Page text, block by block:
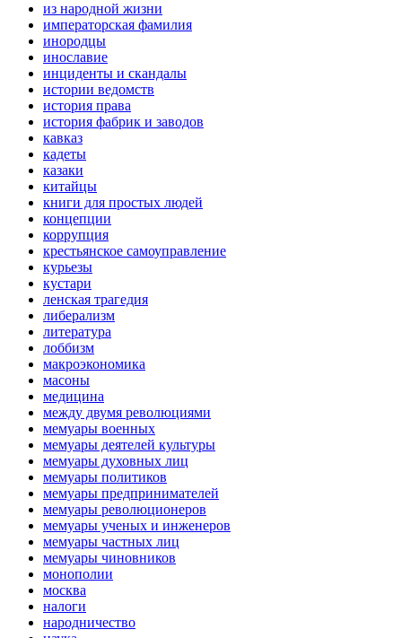
из народной жизни
императорская фамилия
инородцы
инославие
инциденты и скандалы
истории ведомств
история права
история фабрик и заводов
кавказ
кадеты
казаки
китайцы
книги для простых людей
концепции
коррупция
крестьянское самоуправление
курьезы
кустари
ленская трагедия
либерализм
литература
лоббизм
макроэкономика
масоны
медицина
между двумя революциями
мемуары военных
мемуары деятелей культуры
мемуары духовных лиц
мемуары политиков
мемуары предпринимателей
мемуары революционеров
мемуары ученых и инженеров
мемуары частных лиц
мемуары чиновников
монополии
москва
налоги
народничество